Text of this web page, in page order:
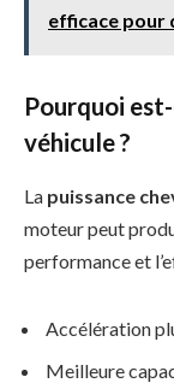
efficace pour
Pourquoi
véhicule ?
La puissance
moteur peut
performance et
Accélération
Meilleure